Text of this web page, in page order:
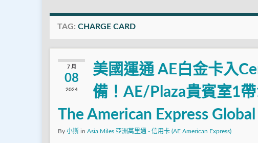
TAG: CHARGE CARD
7 月
08
2024
美國運通 AE白金卡入
備！AE/Plaza貴賓室1
The American Express
By 小斯 in Asia Miles 亞洲萬里通 - 信用卡 (AE American Express)